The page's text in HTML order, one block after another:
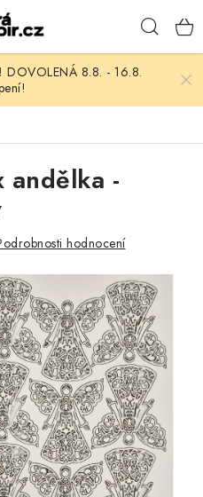
DOVOLENÁ 8.8. - 16.8.
andělka -
hodnocení